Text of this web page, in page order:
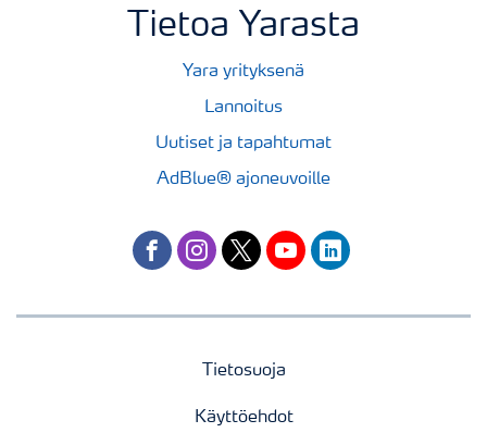
Tietoa Yarasta
Yara yrityksenä
Lannoitus
Uutiset ja tapahtumat
AdBlue® ajoneuvoille
facebookinstagram
twitteryoutubelinkedin
Tietosuoja
Käyttöehdot